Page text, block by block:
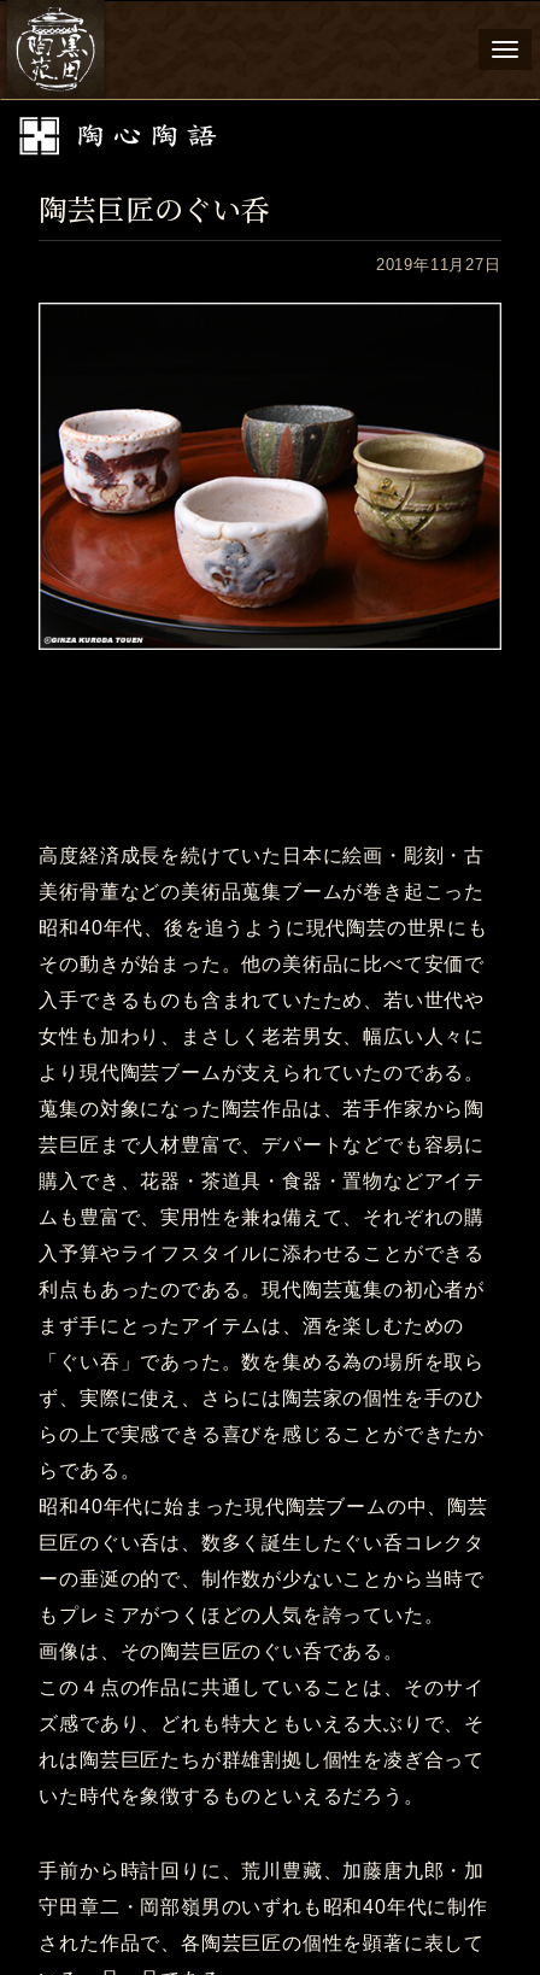
陶芸巨匠のぐい呑
2019年11月27日
高度経済成長を続けていた日本に絵画・彫刻・古
美術骨董などの美術品蒐集ブームが巻き起こった
昭和40年代、後を追うように現代陶芸の世界にも
その動きが始まった。他の美術品に比べて安価で
入手できるものも含まれていたため、若い世代や
女性も加わり、まさしく老若男女、幅広い人々に
より現代陶芸ブームが支えられていたのである。
蒐集の対象になった陶芸作品は、若手作家から陶
芸巨匠まで人材豊富で、デパートなどでも容易に
購入でき、花器・茶道具・食器・置物などアイテ
ムも豊富で、実用性を兼ね備えて、それぞれの購
入予算やライフスタイルに添わせることができる
利点もあったのである。現代陶芸蒐集の初心者が
まず手にとったアイテムは、酒を楽しむための
「ぐい吞」であった。数を集める為の場所を取ら
ず、実際に使え、さらには陶芸家の個性を手のひ
らの上で実感できる喜びを感じることができたか
らである。
昭和40年代に始まった現代陶芸ブームの中、陶芸
巨匠のぐい呑は、数多く誕生したぐい呑コレクタ
ーの垂涎の的で、制作数が少ないことから当時で
もプレミアがつくほどの人気を誇っていた。
画像は、その陶芸巨匠のぐい呑である。
この４点の作品に共通していることは、そのサイ
ズ感であり、どれも特大ともいえる大ぶりで、そ
れは陶芸巨匠たちが群雄割拠し個性を凌ぎ合って
いた時代を象徴するものといえるだろう。
手前から時計回りに、荒川豊藏、加藤唐九郎・加
守田章二・岡部嶺男のいずれも昭和40年代に制作
された作品で、各陶芸巨匠の個性を顕著に表して